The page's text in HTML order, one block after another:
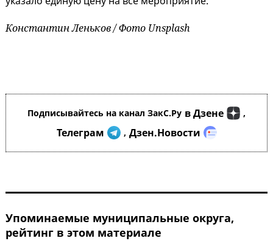
Константин Леньков / Фото Unsplash
Подписывайтесь на канал ЗакС.Ру в Дзене ,
Телеграм , Дзен.Новости
Упоминаемые муниципальные округа,
рейтинг в этом материале